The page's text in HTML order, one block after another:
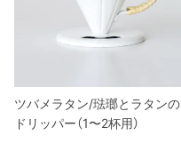
ツバメラタン/琺瑯とラタンの
ドリッパー（1〜2杯用）